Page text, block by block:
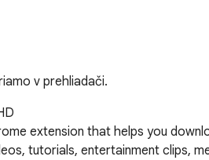
v prehliadači.
extension that helps you
tutorials, entertainment clips,